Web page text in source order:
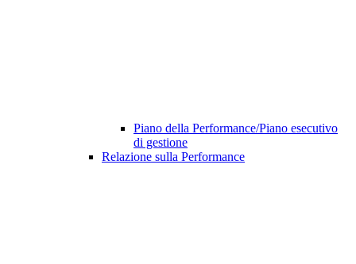
Piano della Performance/Piano esecutivo
di gestione
Relazione sulla Performance